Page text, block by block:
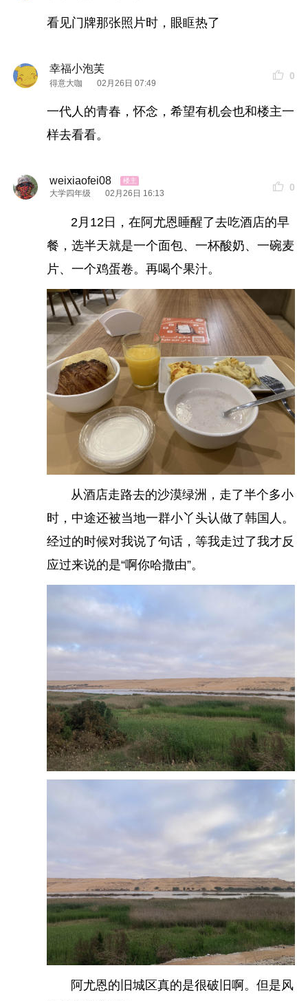
D9，2月18日，卡萨布兰卡 上海；
D10，2月19日，上海
2月8日晚上乘坐卧铺从武汉去 上海 ，主要是考虑到
飞机上要坐20来个小时，睡到
逛，正好有个书店，找到一本书，用于路上打发时
间。主要是拍照，电子版的书大把的是。
在外滩溜达随便拍照。
在书店看到三毛的书，别人都带着《撒哈拉的故
事》去，我选择了《稻草人手记》，不想特地专门
带本为了拍照而去的书。
看见门牌那张照片时，眼眶热了
幸福小泡芙
得意大咖 02月26日 07:49
0
一代人的青春，怀念，希望有机会也和楼主一
样去看看。
weixiaofei08
大学四年级 02月26日 16:13
0
2月12日，在阿尤恩睡醒了去吃酒店的早
餐，选半天就是一个面包、一杯酸奶、一碗麦
片、一个鸡蛋卷。再喝个果汁。
从酒店走路去的沙漠绿洲，走了半个多小
时，中途还被当地一群小丫头认做了韩国人。
经过的时候对我说了句话，等我走过了我才反
应过来说的是“啊你哈撒由”。
阿尤恩的旧城区真的是很破旧啊。但是风